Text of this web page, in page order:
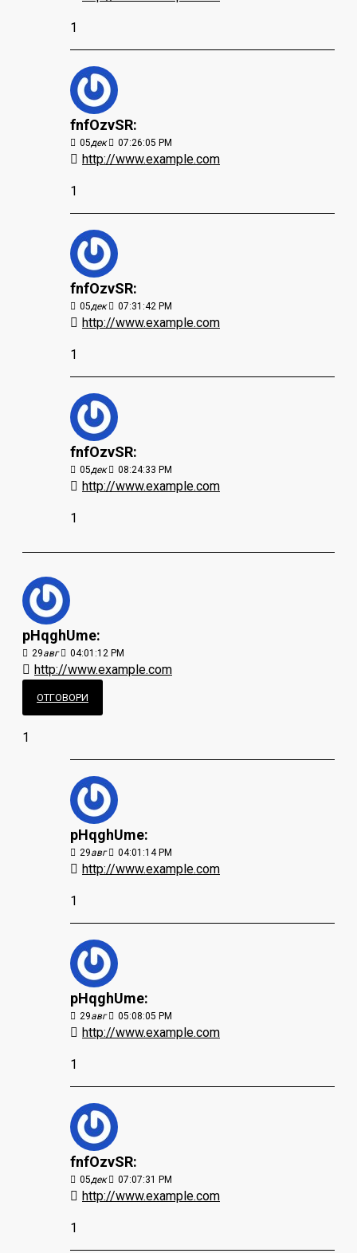
1
fnfOzvSR:
05дек 07:26:05 PM
http://www.example.com
1
fnfOzvSR:
05дек 07:31:42 PM
http://www.example.com
1
fnfOzvSR:
05дек 08:24:33 PM
http://www.example.com
1
pHqghUme:
29авг 04:01:12 PM
http://www.example.com
ОТГОВОРИ
1
pHqghUme:
29авг 04:01:14 PM
http://www.example.com
1
pHqghUme:
29авг 05:08:05 PM
http://www.example.com
1
fnfOzvSR:
05дек 07:07:31 PM
http://www.example.com
1